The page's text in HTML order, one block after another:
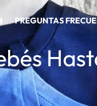
PREGUNTAS